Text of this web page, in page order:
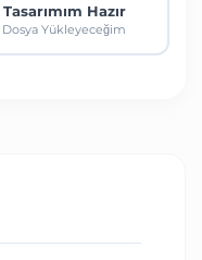
Tasarımım Hazır
Dosya Yükleyeceğim